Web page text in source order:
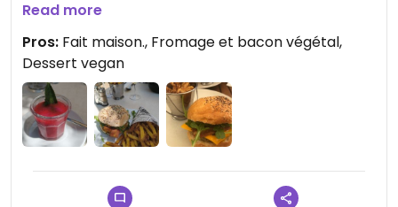
Une planche vegan et une mousse au chocolat
recommande !
Read more
Pros: Fait maison., Fromage et bacon végétal,
Dessert vegan